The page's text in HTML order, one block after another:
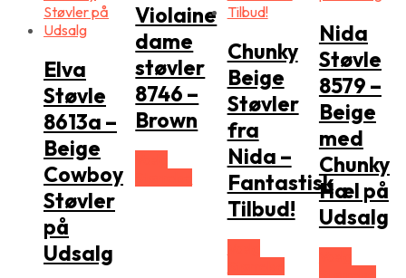
Elva
Støvle
8613a –
Beige
Cowboy
Støvler
på
Udsalg
Violaine
dame
støvler
8746 –
Brown
Chunky
Beige
Støvler
fra
Nida –
Fantastisk
Tilbud!
Nida
Støvle
8579 –
Beige
med
Chunky
Hæl på
Udsalg